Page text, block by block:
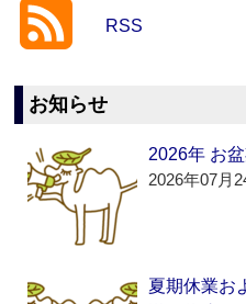
RSS
お知らせ
2026年 お
2026年07月
夏期休業お